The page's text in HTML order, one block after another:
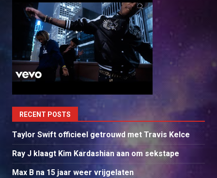
RECENT POSTS
Taylor Swift officieel getrouwd met Travis Kelce
Ray J klaagt Kim Kardashian aan om sekstape
Max B na 15 jaar weer vrijgelaten